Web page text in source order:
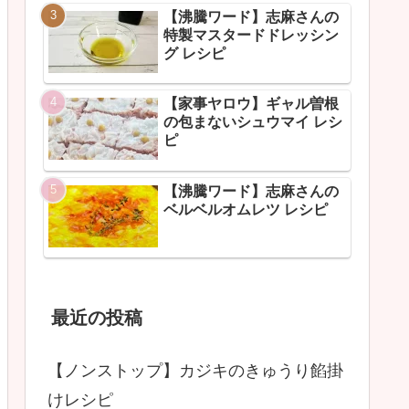
【沸騰ワード】志麻さんの
特製マスタードドレッシン
グ レシピ
【家事ヤロウ】ギャル曽根
の包まないシュウマイ レシ
ピ
【沸騰ワード】志麻さんの
ベルベルオムレツ レシピ
最近の投稿
【ノンストップ】カジキのきゅうり餡掛
けレシピ